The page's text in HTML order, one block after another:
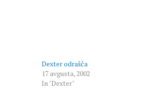
Dexter odrašča
17 avgusta, 2002
In "Dexter"